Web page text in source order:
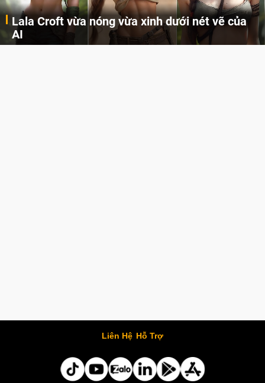
Khi AI Cosplay gái đẹp One Piece
Liên Hệ Hỗ Trợ